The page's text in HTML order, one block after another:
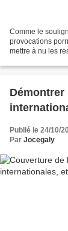
Comme le
provocations
mettre à nu les
Publié le 24/10/
Par Jocegaly